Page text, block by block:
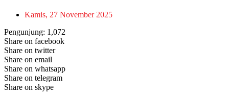
Kamis, 27 November 2025
Pengunjung: 1,072
Share on facebook
Share on twitter
Share on email
Share on whatsapp
Share on telegram
Share on skype